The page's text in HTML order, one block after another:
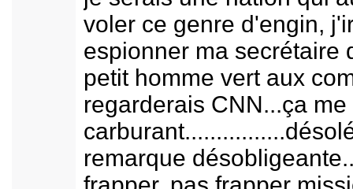
voler ce genre d'engin,
espionner ma secrétaire
petit homme vert aux
regarderais CNN...ça
remarque